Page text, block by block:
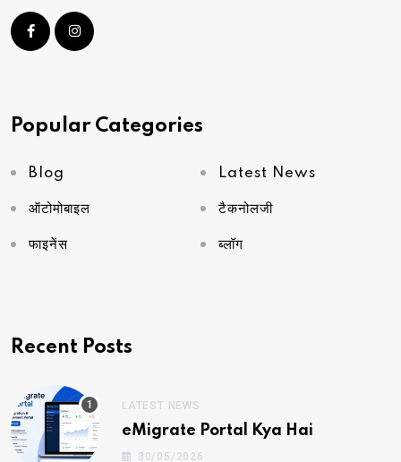
Popular Categories
Blog Latest News
ऑटोमोबाइल टैकनोलजी
फाइनेंस ब्लॉग
Recent Posts
LATEST NEWS
eMigrate Portal Kya Hai
30/05/2026